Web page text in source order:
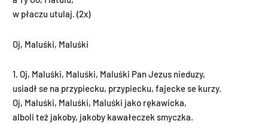
w płaczu utulaj. (2x)
Oj, Maluśki, Maluśki
1. Oj, Maluśki, Maluśki, Maluśki Pan Jezus nieduzy,
usiadł se na przypiecku, przypiecku, fajecke se kurzy.
Oj, Maluśki, Maluśki, Maluśki jako rękawicka,
alboli też jakoby, jakoby kawałeczek smyczka.